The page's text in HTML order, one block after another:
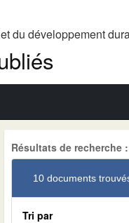
du développement
Résultats de recherche
10 documents
Tri par